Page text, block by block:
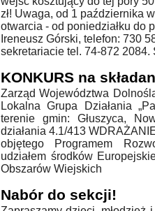
zł! Uwaga, od 1 października
otwarcia - od poniedziałku do
Ireneusz Górski, telefon: 730
sekretariacie tel. 74-872 2084.
KONKURS na
Zarząd Województwa
Lokalna Grupa Działania
terenie gmin: Głuszyca,
działania 4.1/413
objętego Programem
udziałem środków
Obszarów Wiejskich
Nabór do sekcji!